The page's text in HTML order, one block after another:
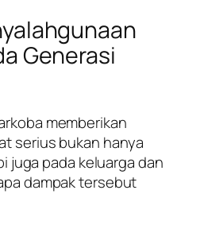
Generasi
memberikan
serius bukan hanya
juga pada keluarga dan
dampak tersebut